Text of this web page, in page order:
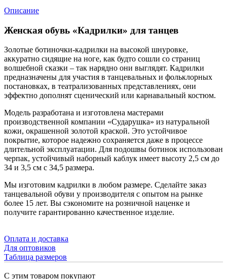
Описание
Женская обувь «Кадрилки» для танцев
Золотые ботиночки-кадрилки на высокой шнуровке,
аккуратно сидящие на ноге, как будто сошли со страниц
волшебной сказки – так нарядно они выглядят. Кадрилки
предназначены для участия в танцевальных и фольклорных
постановках, в театрализованных представлениях, они
эффектно дополнят сценический или карнавальный костюм.
Модель разработана и изготовлена мастерами
производственной компании «Сударушка» из натуральной
кожи, окрашенной золотой краской. Это устойчивое
покрытие, которое надежно сохраняется даже в процессе
длительной эксплуатации. Для подошвы ботинок использован
черпак, устойчивый наборный каблук имеет высоту 2,5 см до
34 и 3,5 см с 34,5 размера.
Мы изготовим кадрилки в любом размере. Сделайте заказ
танцевальной обуви у производителя с опытом на рынке
более 15 лет. Вы сэкономите на розничной наценке и
получите гарантированно качественное изделие.
Оплата и доставка
Для оптовиков
Таблица размеров
С этим товаром покупают